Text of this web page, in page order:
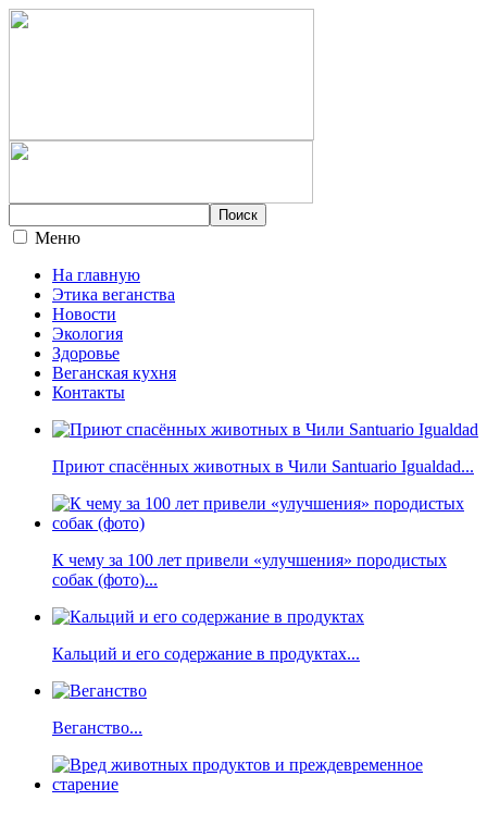
Меню
На главную
Этика веганства
Новости
Экология
Здоровье
Веганская кухня
Контакты
Приют спасённых животных в Чили Santuario Igualdad...
К чему за 100 лет привели «улучшения» породистых
собак (фото)...
Кальций и его содержание в продуктах...
Веганство...